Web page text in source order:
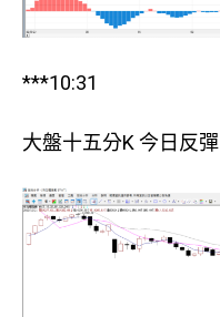
***10:31
大盤十五分K 今日反彈